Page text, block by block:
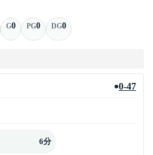
G0 PG0 DG0
●0-47
6分